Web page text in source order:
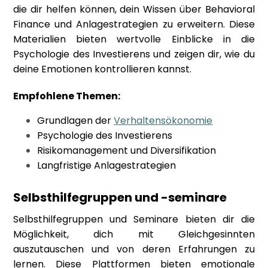
die dir helfen können, dein Wissen über Behavioral
Finance und Anlagestrategien zu erweitern. Diese
Materialien bieten wertvolle Einblicke in die
Psychologie des Investierens und zeigen dir, wie du
deine Emotionen kontrollieren kannst.
Empfohlene Themen:
Grundlagen derVerhaltensökonomie
Psychologie des Investierens
Risikomanagement und Diversifikation
Langfristige Anlagestrategien
Selbsthilfegruppen und -seminare
Selbsthilfegruppen und Seminare bieten dir die
Möglichkeit, dich mit Gleichgesinnten
auszutauschen und von deren Erfahrungen zu
lernen. Diese Plattformen bieten emotionale